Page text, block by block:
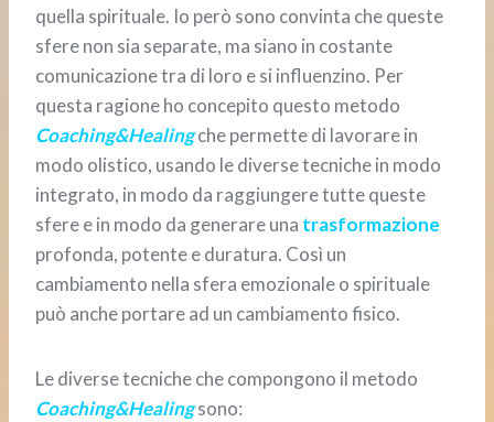
quella spirituale. Io però sono convinta che queste
sfere non sia separate, ma siano in costante
comunicazione tra di loro e si influenzino. Per
questa ragione ho concepito questo metodo
Coaching&Healingche permette di lavorare in
modo olistico, usando le diverse tecniche in modo
integrato, in modo da raggiungere tutte queste
sfere e in modo da generare una trasformazione
profonda, potente e duratura. Così un
cambiamento nella sfera emozionale o spirituale
può anche portare ad un cambiamento fisico.
Le diverse tecniche che compongono il metodo
Coaching&Healingsono: